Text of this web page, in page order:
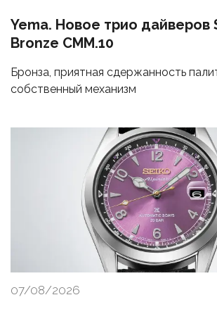
Yema. Новое трио дайверов
Bronze CMM.10
Бронза, приятная сдержанность
собственный механизм
07/08/2026